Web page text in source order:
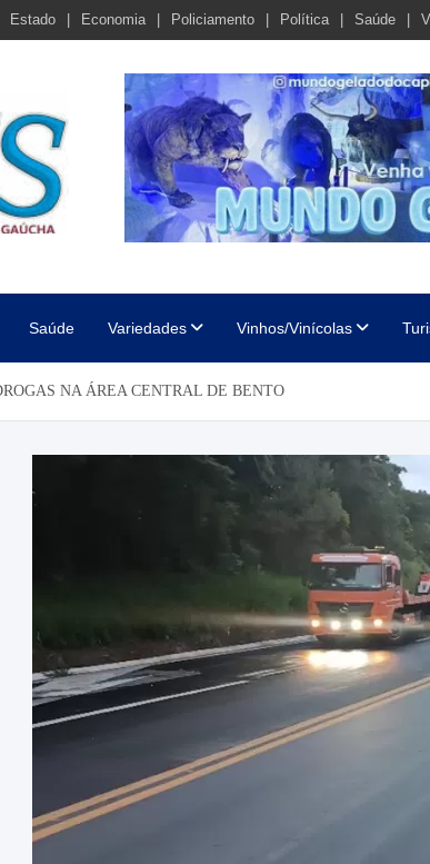
Estado Economia Policiamento Política Saúde
Saúde Variedades Vinhos/Vinícolas
NA ÁREA CENTRAL DE BENTO